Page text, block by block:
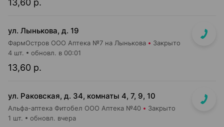
13,60 р.
ул. Лынькова, д. 19
ФармОстров ООО Аптека №7 на Лынькова Закрыто
13,60 р.
4 шт. обновл. в 00:01
ул. Раковская, д. 34, комнаты 4, 7, 9, 10
Альфа-аптека Фитобел ООО Аптека №40 Закрыто
1 шт. обновл. вчера